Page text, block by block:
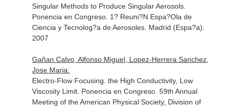
Singular Methods to Produce Singular Aerosols.
Ponencia en Congreso. 1? Reuni?N Espa?Ola de
Ciencia y Tecnolog?a de Aerosoles. Madrid (Espa?a).
2007
Gañan Calvo, Alfonso Miguel, Lopez-Herrera Sanchez,
Jose Maria:
Electro-Flow Focusing. the High Conductivity, Low
Viscosity Limit. Ponencia en Congreso. 59th Annual
Meeting of the American Physical Society, Division of